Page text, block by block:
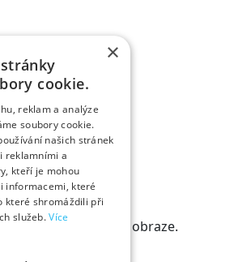
a Královny jsou v obraze.
na mail.
×
cookie.
reklam a analýze
soubory cookie.
našich stránek
reklamními a
kteří je mohou
informacemi, které
které shromáždili při
služeb.Více